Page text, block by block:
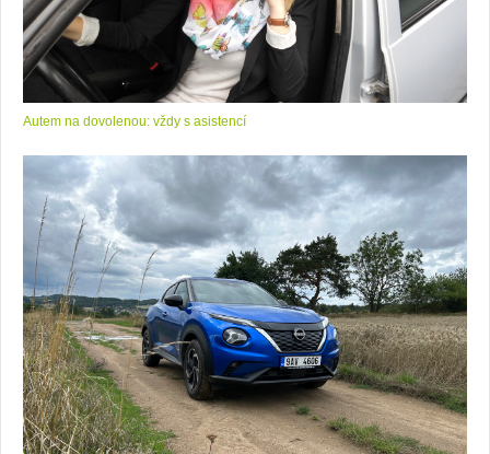
Autem na dovolenou: vždy s asistencí